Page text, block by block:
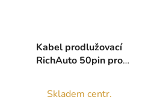
Kabel prodlužovací
RichAuto 50pin pro
Skladem centr.